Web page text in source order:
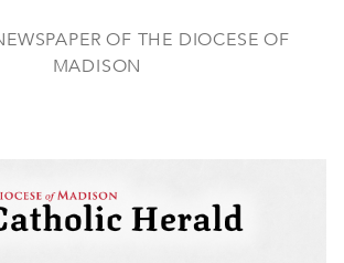
OF THE DIOCESE OF
MADISON